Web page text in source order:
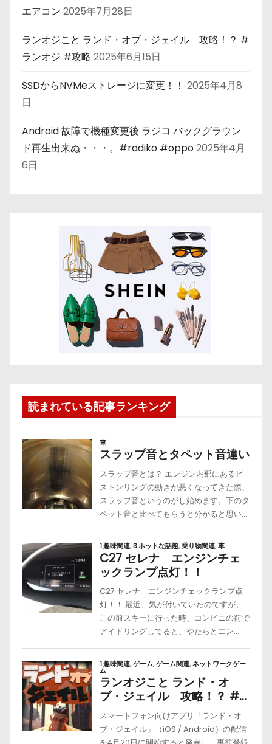
エアコン 2025年7月28日
ランオジこと ランド・オブ・ジェイル 攻略！？ #
ランオジ #攻略 2025年6月15日
SSDからNVMeストレージに変更！！ 2025年4月8
日
Android 故障で機種変更後 ラジコ バックグラウン
ド再生出来ぬ・・・。#radiko #oppo2025年4月
6日
読まれている記事ランキング